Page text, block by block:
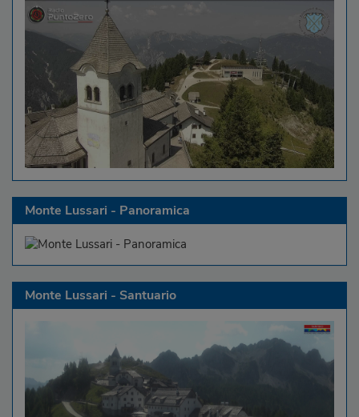
Monte Lussari - Panoramica
Monte Lussari - Santuario